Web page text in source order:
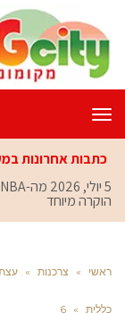
תפריט
כתבות אחרונות
5 יולי, 2026
הוקרה מיוחד
ראשי » צרכנות »
כללית »
6